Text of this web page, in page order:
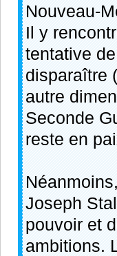
Nouveau-
Il y
tentative
disparaître
autre
Seconde
reste en
Joseph
pouvoir et
ambitions.